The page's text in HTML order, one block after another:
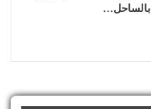
بالساحل…